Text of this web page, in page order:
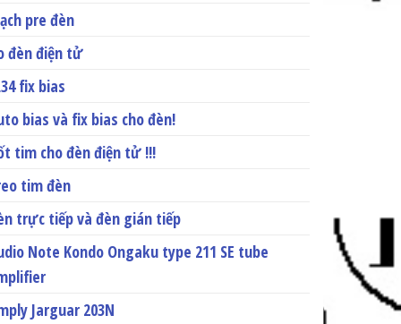
pre đèn
đèn điện tử
fix bias
bias và fix bias cho đèn!
tim cho đèn điện tử !!!
tim đèn
trực tiếp và đèn gián tiếp
Note Kondo Ongaku type 211 SE tube
Jarguar 203N